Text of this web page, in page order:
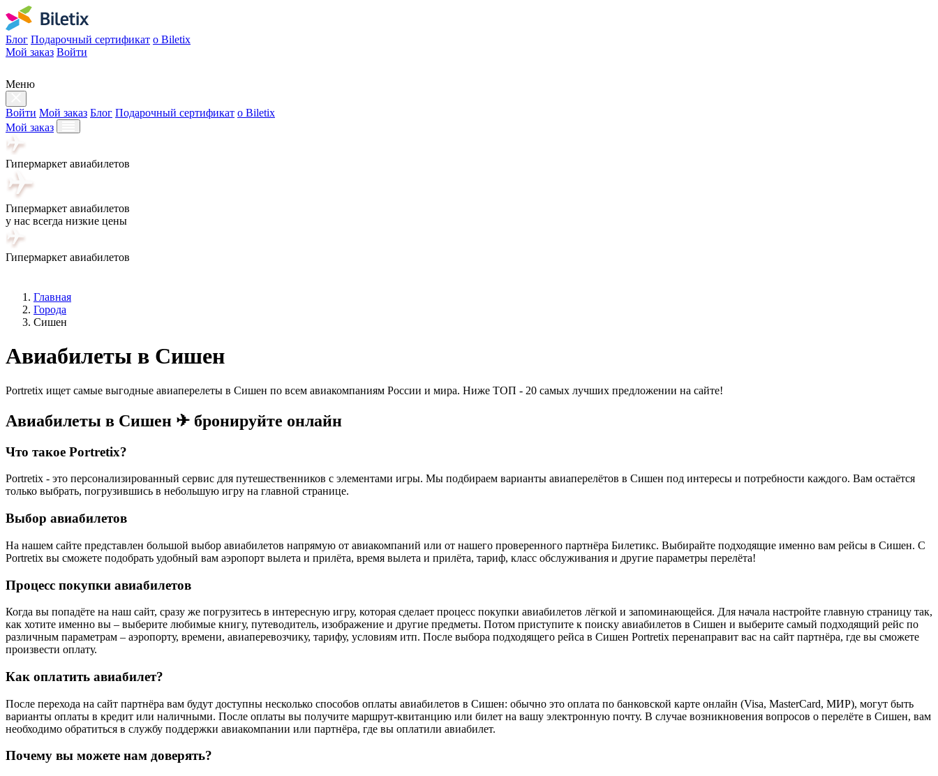
Блог Подарочный сертификат о Biletix
Мой заказ Войти
Меню
Войти Мой заказ Блог Подарочный сертификат о Biletix
Мой заказ
Гипермаркет авиабилетов
Гипермаркет авиабилетов
у нас всегда низкие цены
Гипермаркет авиабилетов
Главная
Города
Сишен
Авиабилеты в Сишен
Portretix ищет самые выгодные авиаперелеты в Сишен по всем авиакомпаниям России и мира. Ниже ТОП - 20 самых лучших предложении на сайте!
Авиабилеты в Сишен ✈ бронируйте онлайн
Что такое Portretix?
Portretix - это персонализированный сервис для путешественников с элементами игры. Мы подбираем варианты авиаперелётов в Сишен под интересы и потребности каждого. Вам остаётся
только выбрать, погрузившись в небольшую игру на главной странице.
Выбор авиабилетов
На нашем сайте представлен большой выбор авиабилетов напрямую от авиакомпаний или от нашего проверенного партнёра Билетикс. Выбирайте подходящие именно вам рейсы в Сишен. С
Portretix вы сможете подобрать удобный вам аэропорт вылета и прилёта, время вылета и прилёта, тариф, класс обслуживания и другие параметры перелёта!
Процесс покупки авиабилетов
Когда вы попадёте на наш сайт, сразу же погрузитесь в интересную игру, которая сделает процесс покупки авиабилетов лёгкой и запоминающейся. Для начала настройте главную страницу так,
как хотите именно вы – выберите любимые книгу, путеводитель, изображение и другие предметы. Потом приступите к поиску авиабилетов в Сишен и выберите самый подходящий рейс по
различным параметрам – аэропорту, времени, авиаперевозчику, тарифу, условиям итп. После выбора подходящего рейса в Сишен Portretix перенаправит вас на сайт партнёра, где вы сможете
произвести оплату.
Как оплатить авиабилет?
После перехода на сайт партнёра вам будут доступны несколько способов оплаты авиабилетов в Сишен: обычно это оплата по банковской карте онлайн (Visa, MasterCard, МИР), могут быть
варианты оплаты в кредит или наличными. После оплаты вы получите маршрут-квитанцию или билет на вашу электронную почту. В случае возникновения вопросов о перелёте в Сишен, вам
необходимо обратиться в службу поддержки авиакомпании или партнёра, где вы оплатили авиабилет.
Почему вы можете нам доверять?